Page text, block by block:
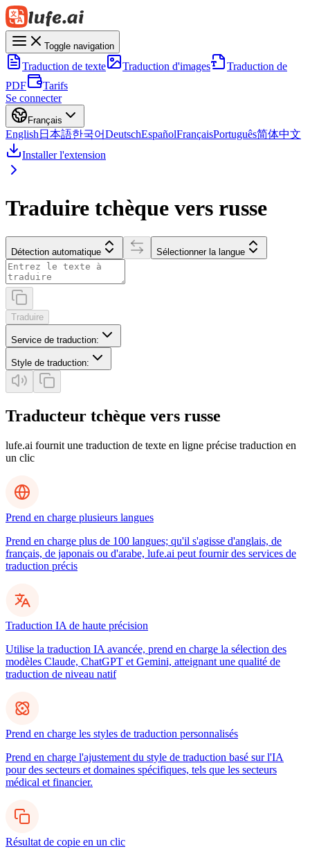
Toggle navigation
Traduction de texte Traduction d'images
Traduction de
PDF
Tarifs
Se connecter
Français
English 日本語한국어DeutschEspañolFrançaisPortuguês简体中文
Installer l'extension
Traduire tchèque vers russe
Détection automatique Sélectionner la langue
Traduire
Service de traduction:
Style de traduction:
Traducteur tchèque vers russe
lufe.ai fournit une traduction de texte en ligne précise traduction en
un clic
Prend en charge plusieurs langues
Prend en charge plus de 100 langues; qu'il s'agisse d'anglais, de
français, de japonais ou d'arabe, lufe.ai peut fournir des services de
traduction précis
Traduction IA de haute précision
Utilise la traduction IA avancée, prend en charge la sélection des
modèles Claude, ChatGPT et Gemini, atteignant une qualité de
traduction de niveau natif
Prend en charge les styles de traduction personnalisés
Prend en charge l'ajustement du style de traduction basé sur l'IA
pour des secteurs et domaines spécifiques, tels que les secteurs
médical et financier.
Résultat de copie en un clic